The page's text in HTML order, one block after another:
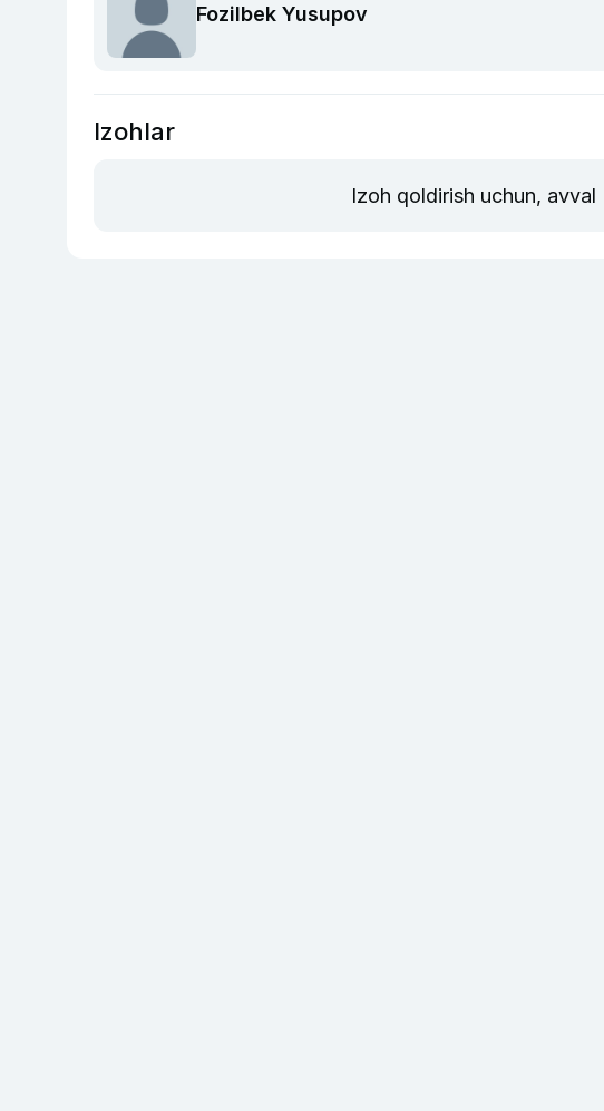
Fozilbek Yusupov
Izohlar
Izoh qoldirish uchun, avval